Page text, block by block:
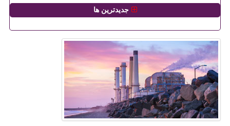
جدیدترین ها